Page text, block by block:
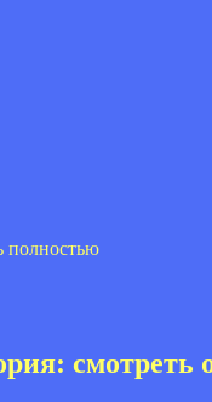
полностью